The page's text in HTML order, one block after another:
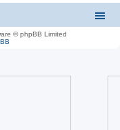
© phpBB Limited